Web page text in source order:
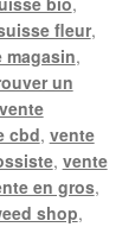
fleur,
magasin,
un
vente
cbd, vente
, vente
en gros,
shop,